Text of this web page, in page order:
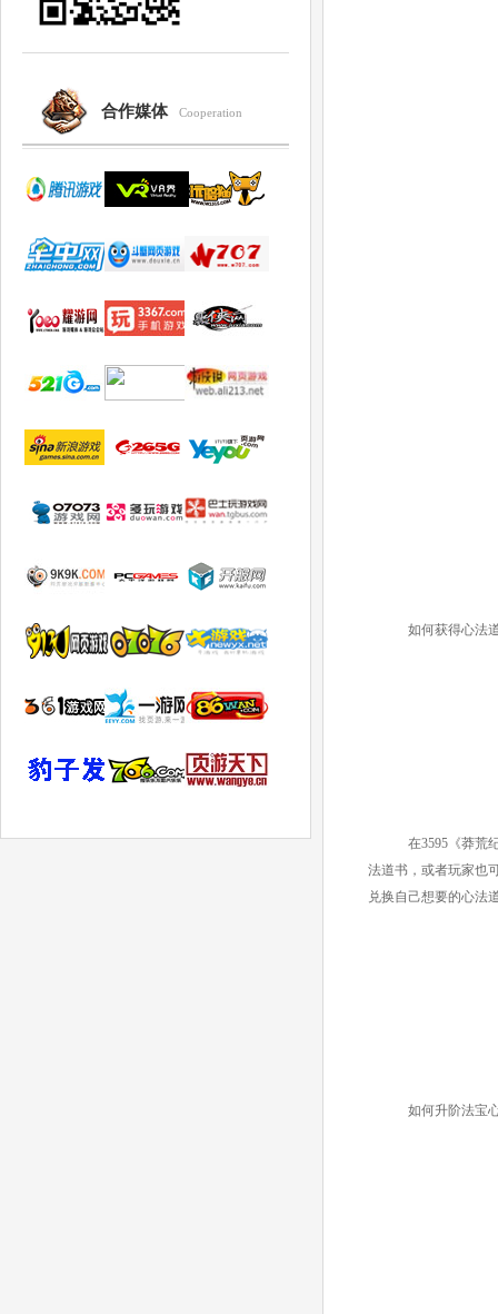
合作媒体 Cooperation
如何获得心法
在3595《莽荒
法道书，或者玩家也
兑换自己想要的心法
如何升阶法宝